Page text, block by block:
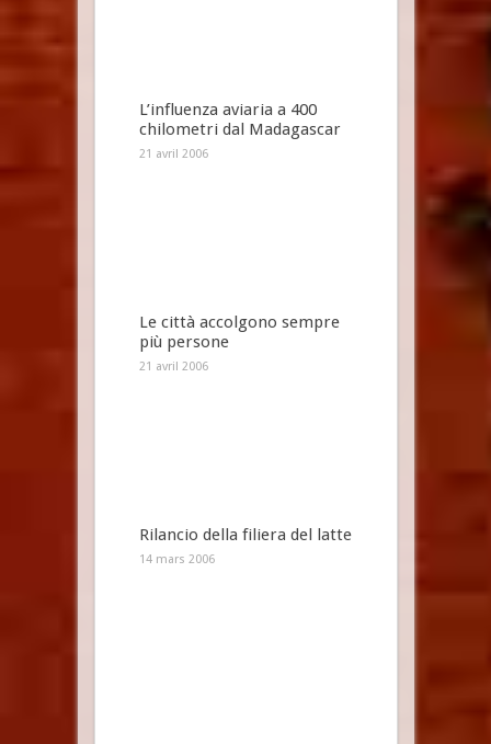
L’influenza aviaria a 400
chilometri dal Madagascar
21 avril 2006
Le città accolgono sempre
più persone
21 avril 2006
Rilancio della filiera del latte
14 mars 2006